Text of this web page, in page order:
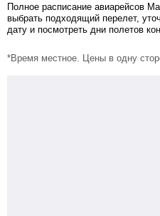
Полное расписание авиарейсов
выбрать подходящий перелет,
дату и посмотреть дни полетов
*Время местное. Цены в одну